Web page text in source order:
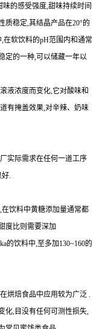
的感受强度,甜味持续时间
质稳定,其结晶产品在20°的
在软饮料的pH范围内和通常
定的一种,可以储藏一年以
液浓度而变化,它对酸味和
有掩盖效果,对辛辣、奶味
实际需求在任何一道工序
.
饮料中黄糖添加量通常都
度比则需要深加
的饮料中,至多加130~160的
烘焙食品中应用较为广泛 .
化,目没有任何可测性损失,